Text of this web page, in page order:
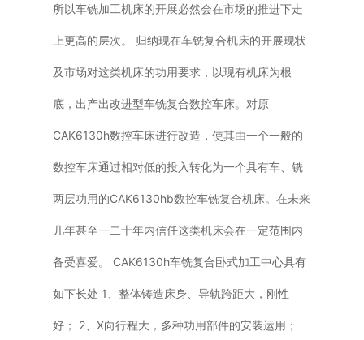
所以车铣加工机床的开展必然会在市场的推进下走
上更高的层次。 归纳现在车铣复合机床的开展现状
及市场对这类机床的功用要求，以现有机床为根
底，出产出改进型车铣复合数控车床。对原
CAK6130h数控车床进行改造，使其由一个一般的
数控车床通过相对低的投入转化为一个具有车、铣
两层功用的CAK6130hb数控车铣复合机床。在未来
几年甚至一二十年内信任这类机床会在一定范围内
备受喜爱。 CAK6130h车铣复合卧式加工中心具有
如下长处 1、整体铸造床身、导轨跨距大，刚性
好； 2、X向行程大，多种功用部件的安装运用；